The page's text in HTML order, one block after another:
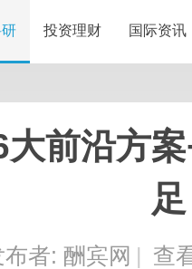
投资理财 国际资讯
前沿方
足
布者: 酬宾网 | 查